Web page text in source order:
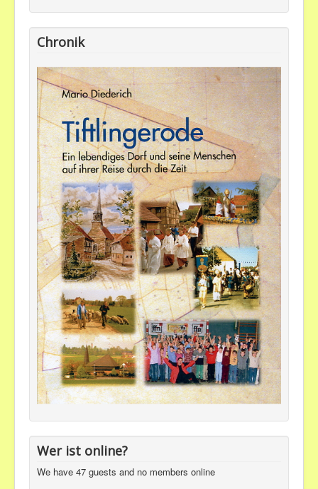
Chronik
Wer ist online?
We have 47 guests and no members online